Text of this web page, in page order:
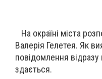
На окраїні міста
Валерія Гелетея. Як
повідомлення
здається.